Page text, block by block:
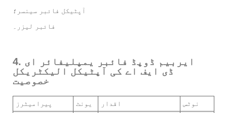
آپٹیکل فائبر سینسر؛
فائبر لیزر۔
4. ایربیم ڈوپڈ فائبر یمپلیفائر ای
ڈی ایف اے کی آپٹیکل الیکٹریکل
خصوصیت
پیرامیٹرز یونٹ اقدار
نوٹس